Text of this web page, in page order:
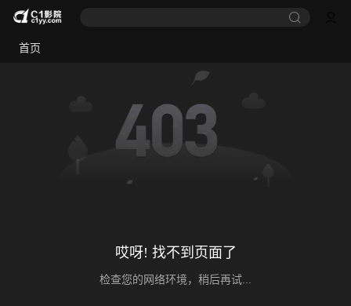
首页
哎呀! 找不到页面了
检查您的网络环境，稍后再试...